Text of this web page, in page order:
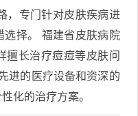
，专门针对皮肤疾病进
选择。 福建省皮肤病院
擅长治疗痘痘等皮肤问
进的医疗设备和资深的
化的治疗方案。